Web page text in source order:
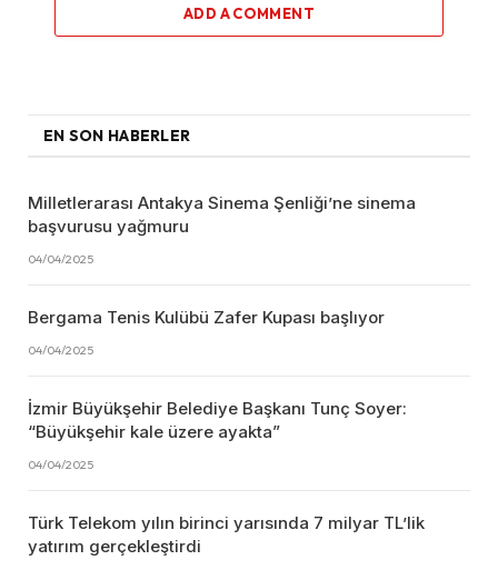
ADD A COMMENT
EN SON HABERLER
Milletlerarası Antakya Sinema Şenliği’ne sinema
başvurusu yağmuru
04/04/2025
Bergama Tenis Kulübü Zafer Kupası başlıyor
04/04/2025
İzmir Büyükşehir Belediye Başkanı Tunç Soyer:
“Büyükşehir kale üzere ayakta”
04/04/2025
Türk Telekom yılın birinci yarısında 7 milyar TL’lik
yatırım gerçekleştirdi